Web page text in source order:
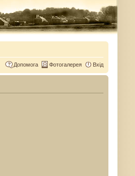
Допомога Фотогалерея Вхід